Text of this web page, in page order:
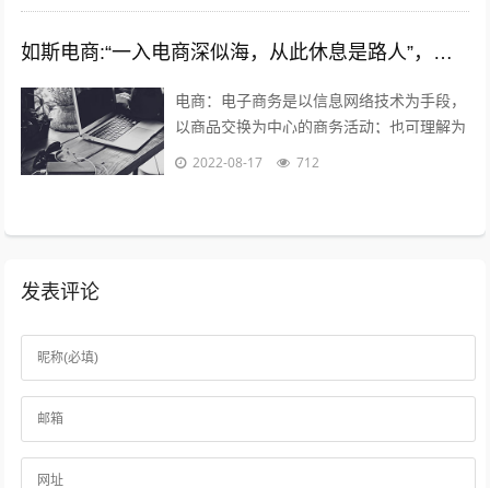
了...
如斯电商:“一入电商深似海，从此休息是路人”，怎么理解这句话？
电商：电子商务是以信息网络技术为手段，
以商品交换为中心的商务活动；也可理解为
在互联网（Internet）、企业内部网
2022-08-17 712
发表评论